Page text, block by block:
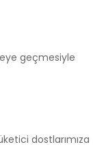
geçmesiyle
dostlarımıza